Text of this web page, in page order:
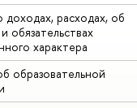
доходах, расходах, об
обязательствах
характера
образовательной